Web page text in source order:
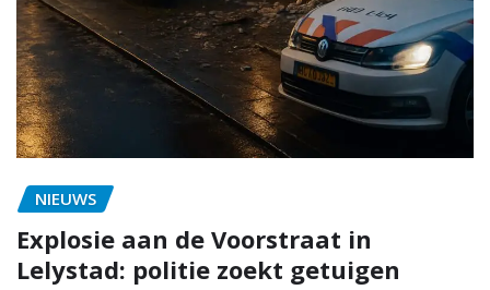
NIEUWS
Explosie aan de Voorstraat in
Lelystad: politie zoekt getuigen